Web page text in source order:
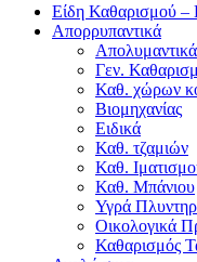
Είδη Καθαρισμού
Απορρυπαντικά
Απολυμαντικά
Γεν.
Καθ. χώρων
Βιομηχανίας
Ειδικά
Καθ. τζαμιών
Καθ.
Καθ. Μπάνιου
Υγρά
Οικολογικά
Καθαρισμός